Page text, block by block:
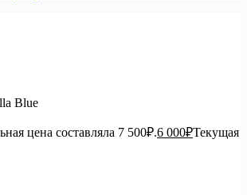
Blue
цена составляла 7 500₽.6 000₽Текущая